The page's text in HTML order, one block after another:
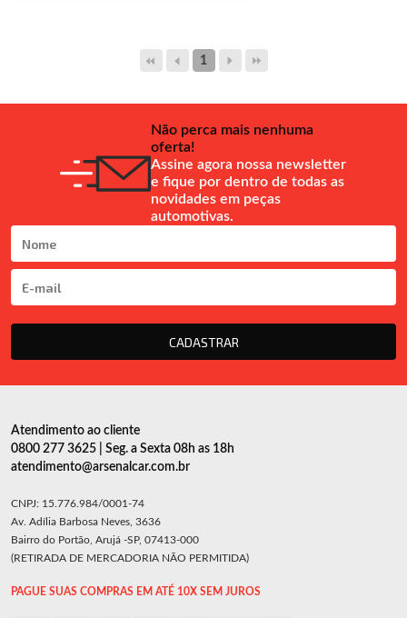
1
Não perca mais nenhuma
oferta!
Assine agora nossa newsletter
e fique por dentro de todas as
novidades em peças
automotivas.
CADASTRAR
Atendimento ao cliente
0800 277 3625 | Seg. a Sexta 08h as 18h
atendimento@arsenalcar.com.br
CNPJ: 15.776.984/0001-74
Av. Adília Barbosa Neves, 3636
Bairro do Portão, Arujá -SP, 07413-000
(RETIRADA DE MERCADORIA NÃO PERMITIDA)
PAGUE SUAS COMPRAS EM ATÉ 10X SEM JUROS